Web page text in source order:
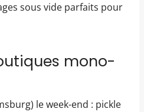
sous vide parfaits pour
mono-
le week-end : pickle